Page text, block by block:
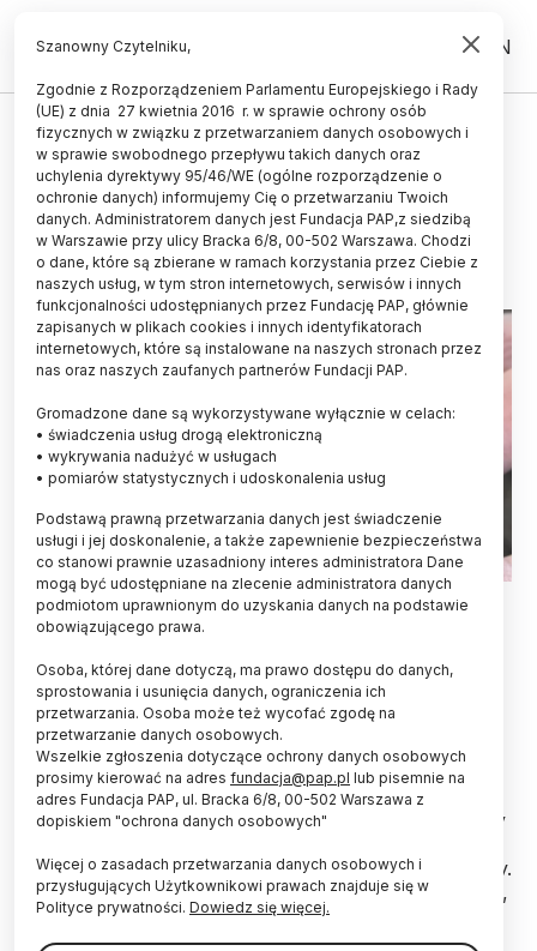
PL EN
Ślady Celtów i Germanów odkryto
w Pełczyskach
25.08.2016
aktualizacja: 25.08.2016
2 minuty czytania
Zapinki zdobione srebrem i złotem, monety,
ostrogę z brązu - jedyne takie znalezisko z ziem
Polski - odkryli archeolodzy w czasie badań w
Pełczyskach (Świętokrzyskie). To ślady po
obecności Celtów i Germanów.
Oprócz dużej liczby cennych zabytków archeolodzy
infrastruktury, która należała do mieszkańców osady.
W jednym z wykopów odsłonili glinianą kopułę pieca,
służącego do wypalania naczyń.
Szanowny Czytelniku,
Zgodnie z Rozporządzeniem Parlamentu Europejskiego i Rady
(UE) z dnia 27 kwietnia 2016 r. w sprawie ochrony osób
fizycznych w związku z przetwarzaniem danych osobowych i
w sprawie swobodnego przepływu takich danych oraz
uchylenia dyrektywy 95/46/WE (ogólne rozporządzenie o
ochronie danych) informujemy Cię o przetwarzaniu Twoich
danych. Administratorem danych jest Fundacja PAP,z siedzibą
w Warszawie przy ulicy Bracka 6/8, 00-502 Warszawa. Chodzi
o dane, które są zbierane w ramach korzystania przez Ciebie z
naszych usług, w tym stron internetowych, serwisów i innych
funkcjonalności udostępnianych przez Fundację PAP, głównie
zapisanych w plikach cookies i innych identyfikatorach
internetowych, które są instalowane na naszych stronach przez
nas oraz naszych zaufanych partnerów Fundacji PAP.
Gromadzone dane są wykorzystywane wyłącznie w celach:
• świadczenia usług drogą elektroniczną
• wykrywania nadużyć w usługach
• pomiarów statystycznych i udoskonalenia usług
Podstawą prawną przetwarzania danych jest świadczenie
usługi i jej doskonalenie, a także zapewnienie bezpieczeństwa
co stanowi prawnie uzasadniony interes administratora Dane
mogą być udostępniane na zlecenie administratora danych
podmiotom uprawnionym do uzyskania danych na podstawie
obowiązującego prawa.
Osoba, której dane dotyczą, ma prawo dostępu do danych,
sprostowania i usunięcia danych, ograniczenia ich
przetwarzania. Osoba może też wycofać zgodę na
przetwarzanie danych osobowych.
Wszelkie zgłoszenia dotyczące ochrony danych osobowych
prosimy kierować na adres fundacja@pap.pl lub pisemnie na
adres Fundacja PAP, ul. Bracka 6/8, 00-502 Warszawa z
dopiskiem "ochrona danych osobowych"
Więcej o zasadach przetwarzania danych osobowych i
przysługujących Użytkownikowi prawach znajduje się w
Polityce prywatności. Dowiedz się więcej.